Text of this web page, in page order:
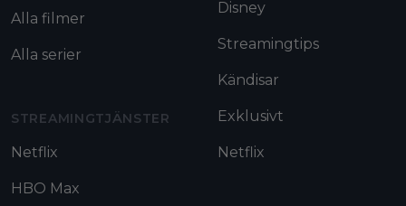
Alla filmer
Alla serier
STREAMINGTJÄNSTER
Netflix
HBO Max
Disney
Streamingtips
Kändisar
Exklusivt
Netflix